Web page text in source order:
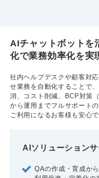
AIチャットボットを
化で業務効率化を実
社内ヘルプデスクや顧客対
せ業務を自動化することで
消、コスト削減、BCP対策
から運用までフルサポート
ご利用になるお客様も安心で
AIソリューション
QAの作成・育成か